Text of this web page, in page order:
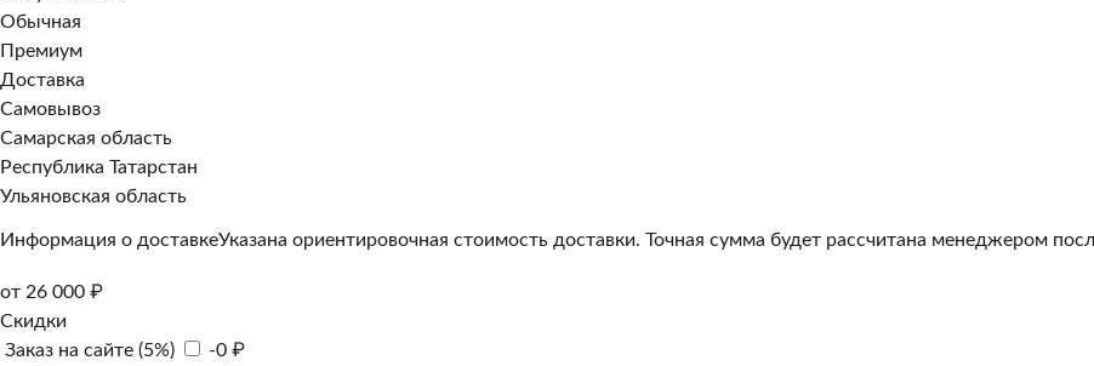
Обычная
Премиум
Доставка
Самовывоз
Самарская область
Республика Татарстан
Ульяновская область
Информация о доставкеУказана ориентировочная стоимость доставки. Точная сумма будет рассчитана менеджером
от 26 000 ₽
Скидки
Заказ на сайте (5%)
-0 ₽